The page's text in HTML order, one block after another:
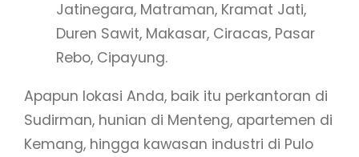
Jatinegara, Matraman, Kramat Jati,
Duren Sawit, Makasar, Ciracas, Pasar
Rebo, Cipayung.
Apapun lokasi Anda, baik itu perkantoran di
Sudirman, hunian di Menteng, apartemen di
Kemang, hingga kawasan industri di Pulo